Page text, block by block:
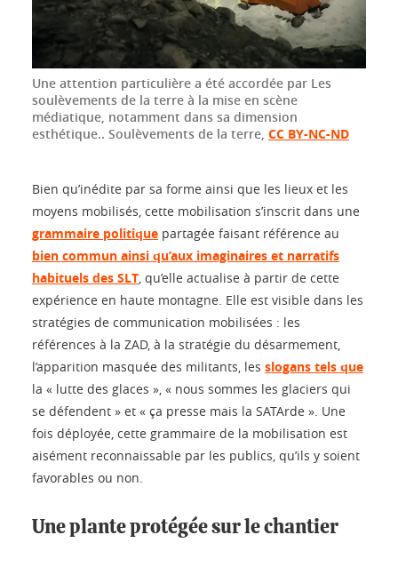
Une attention particulière a été accordée par Les
soulèvements de la terre à la mise en scène
médiatique, notamment dans sa dimension
esthétique.. Soulèvements de la terre, CC BY-NC-ND
Bien qu’inédite par sa forme ainsi que les lieux et les
moyens mobilisés, cette mobilisation s’inscrit dans une
grammaire politique partagée faisant référence au
bien commun ainsi qu’aux imaginaires et narratifs
habituels des SLT, qu’elle actualise à partir de cette
expérience en haute montagne. Elle est visible dans les
stratégies de communication mobilisées : les
références à la ZAD, à la stratégie du désarmement,
l’apparition masquée des militants, les slogans tels que
la « lutte des glaces », « nous sommes les glaciers qui
se défendent » et « ça presse mais la SATArde ». Une
fois déployée, cette grammaire de la mobilisation est
aisément reconnaissable par les publics, qu’ils y soient
favorables ou non.
Une plante protégée sur le chantier